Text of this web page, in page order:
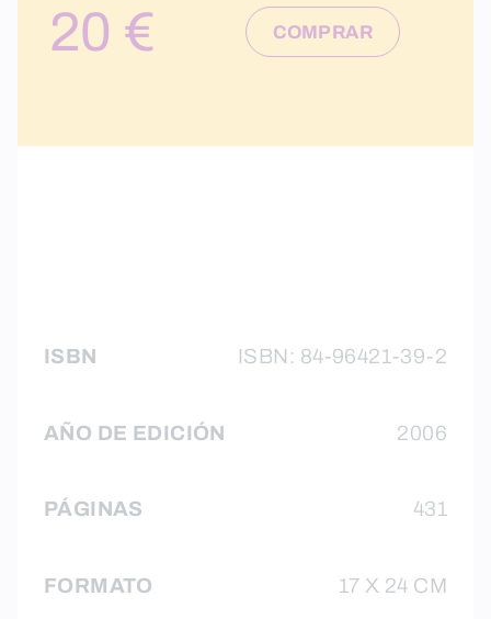
20 € COMPRAR
ISBN ISBN: 84-96421-39-2
AÑO DE EDICIÓN 2006
PÁGINAS 431
FORMATO 17 X 24 CM